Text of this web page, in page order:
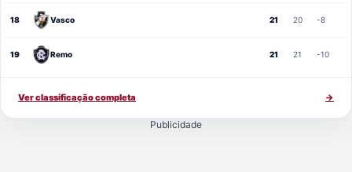
18 Vasco 21 20 -8
19 Remo 21 21 -10
Ver classificação completa →
Publicidade